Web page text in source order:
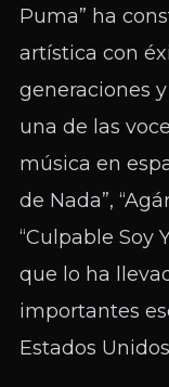
Puma” ha
artística con
generaciones
una de las
música en
de Nada”,
“Culpable Soy
que lo ha
importantes
Estados